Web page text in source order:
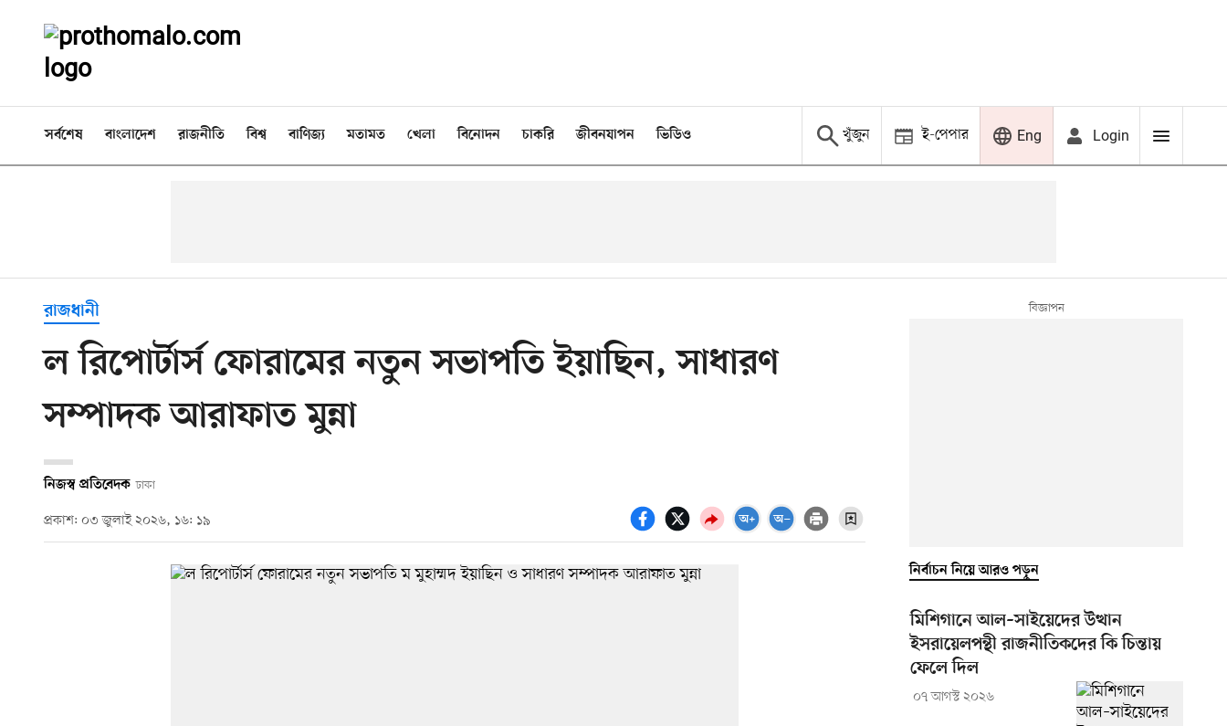
সর্বশেষ বাংলাদেশ রাজনীতি বিশ্ব বাণিজ্য মতামত খেলা বিনোদন চাকরি জীবনযাপন ভিডিও খুঁজুন ই-পেপার Eng Login
রাজধানী
ল রিপোর্টার্স ফোরামের নতুন সভাপতি ইয়াছিন, সাধারণ
সম্পাদক আরাফাত মুন্না
নিজস্ব প্রতিবেদক ঢাকা
প্রকাশ: ০৩ জুলাই ২০২৬, ১৬: ১৯
নির্বাচন নিয়ে আরও পড়ুন
মিশিগানে আল–সাইয়েদের উত্থান
ইসরায়েলপন্থী রাজনীতিকদের কি চিন্তায়
ফেলে দিল
০৭ আগস্ট ২০২৬